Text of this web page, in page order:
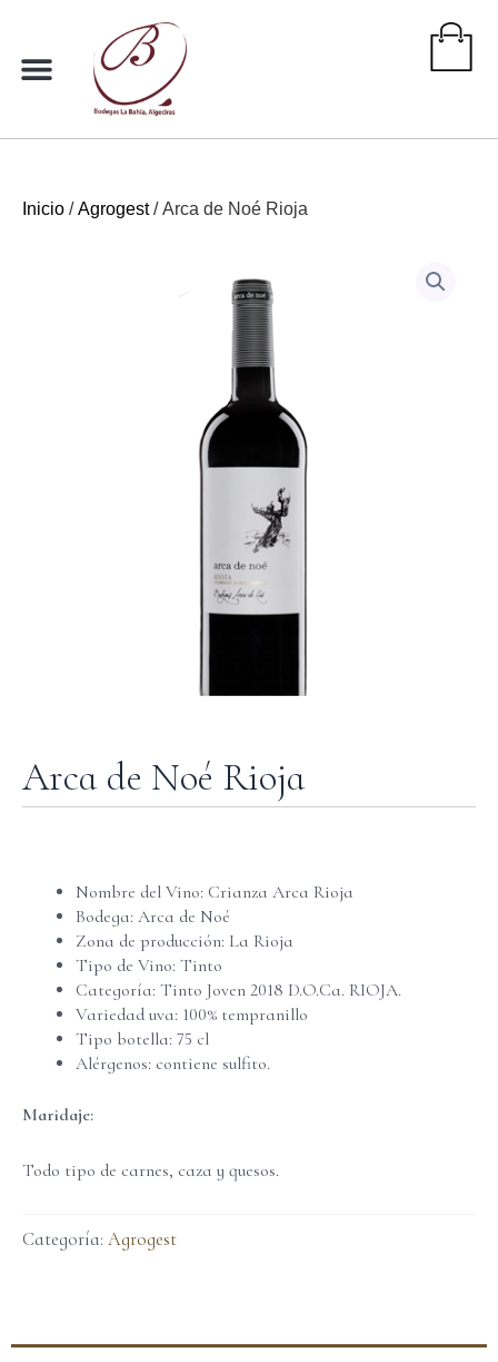
contenido
Inicio /Agrogest/ Arca de Noé Rioja
Arca de Noé Rioja
Nombre del Vino: Crianza Arca Rioja
Bodega: Arca de Noé
Zona de producción: La Rioja
Tipo de Vino: Tinto
Categoría: Tinto Joven 2018 D.O.Ca. RIOJA.
Variedad uva: 100% tempranillo
Tipo botella: 75 cl
Alérgenos: contiene sulfito.
Maridaje:
Todo tipo de carnes, caza y quesos.
Categoría: Agrogest